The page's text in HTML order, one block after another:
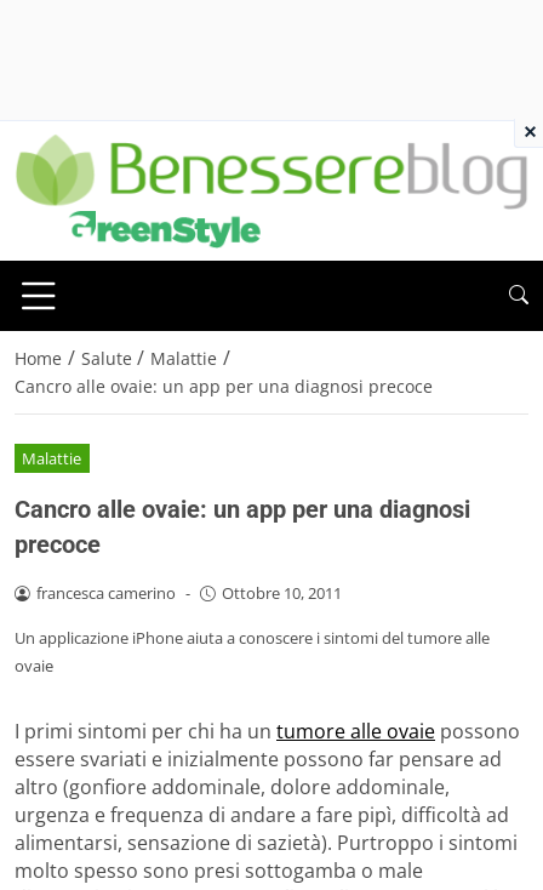
Home / Salute / Malattie /
Cancro alle ovaie: un app per una diagnosi precoce
Malattie
Cancro alle ovaie: un app per una diagnosi
precoce
francesca camerino - Ottobre 10, 2011
Un applicazione iPhone aiuta a conoscere i sintomi del tumore alle
ovaie
I primi sintomi per chi ha un tumore alle ovaie possono
essere svariati e inizialmente possono far pensare ad
altro (gonfiore addominale, dolore addominale,
urgenza e frequenza di andare a fare pipì, difficoltà ad
alimentarsi, sensazione di sazietà). Purtroppo i sintomi
molto spesso sono presi sottogamba o male
×